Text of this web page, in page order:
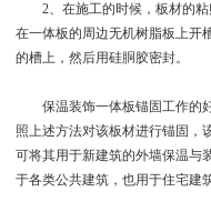
2、在施工的时候，板材的粘
在一体板的周边无机树脂板上开
的槽上，然后用硅胴胶密封。
保温装饰一体板锚固工作的好
照上述方法对该板材进行锚固，
可将其用于新建筑的外墙保温与
于各类公共建筑，也用于住宅建